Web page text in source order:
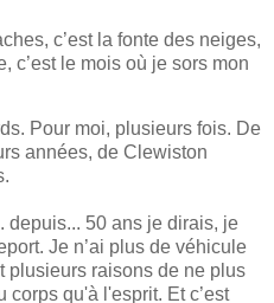
c’est la fonte des neiges,
c’est le mois où je sors mon
Pour moi, plusieurs fois. De
années, de Clewiston
depuis... 50 ans je dirais, je
Je n’ai plus de véhicule
plusieurs raisons de ne plus
qu'à l'esprit. Et c’est